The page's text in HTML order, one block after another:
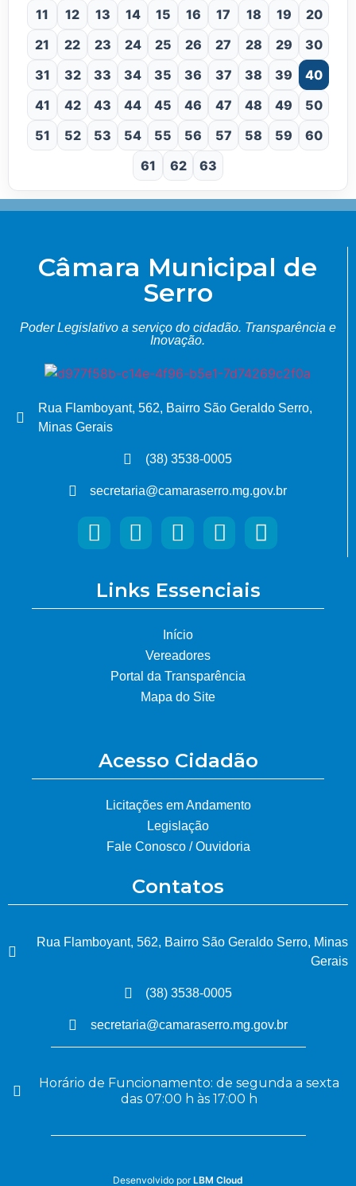
11
12 13 14 15 16 17 18 19
20
21
22 23 24 25 26 27 28 29
30
31
32 33 34 35 36 37 38 39
40
41
42 43 44 45 46 47 48 49
50
51
52 53 54 55 56 57 58 59
60
61
62 63
Câmara Municipal de
Serro
Poder Legislativo a serviço do cidadão. Transparência e
Inovação.
Rua Flamboyant, 562, Bairro São Geraldo Serro,
Minas Gerais
(38) 3538-0005
secretaria@camaraserro.mg.gov.br
Links Essenciais
Início
Vereadores
Portal da Transparência
Mapa do Site
Acesso Cidadão
Licitações em Andamento
Legislação
Fale Conosco / Ouvidoria
Contatos
Rua Flamboyant, 562, Bairro São Geraldo Serro, Minas
Gerais
(38) 3538-0005
secretaria@camaraserro.mg.gov.br
Horário de Funcionamento: de segunda a sexta
das 07:00 h às 17:00 h
Desenvolvido porLBM Cloud